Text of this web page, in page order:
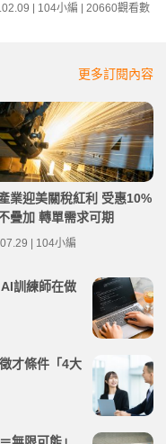
| 104小編 | 20660觀看數
更多訂閱內容
業迎美關稅紅利 受惠10%
疊加 轉單需求可期
| 104小編
訓練師在做
才條件「4大
無限可能」